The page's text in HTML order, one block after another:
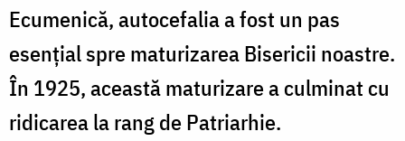
Ecumenică, autocefalia a fost un pas
esențial spre maturizarea Bisericii noastre.
În 1925, această maturizare a culminat cu
ridicarea la rang de Patriarhie.